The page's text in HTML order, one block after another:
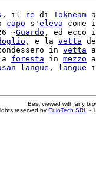
, il re di Iokneam
capo s' eleva
~Guardo , ed
, e la vetta
in vetta
foresta in mezzo
langue , langue
Best viewed with any
reserved by EuloTech SRL -